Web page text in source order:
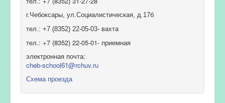
г.Чебоксары, ул.Социалистическая, д.17б
тел.: +7 (8352) 22-05-03- вахта
тел.: +7 (8352) 22-05-01- приемная
электронная почта:
cheb-school61@rchuv.ru
Схема проезда